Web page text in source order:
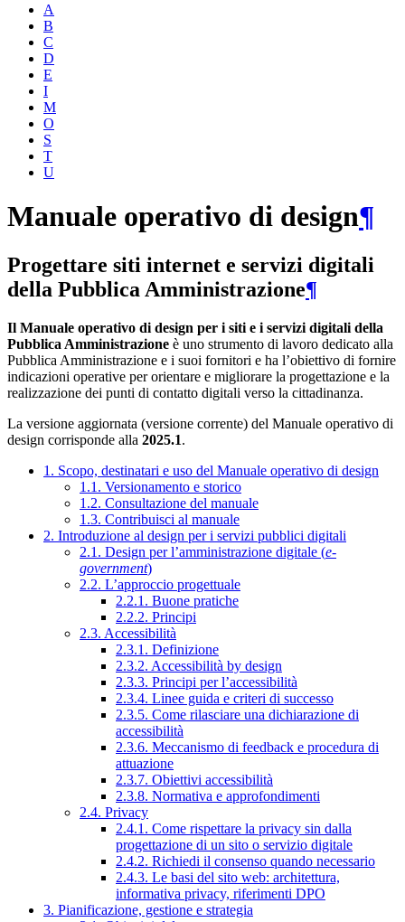
A
B
C
D
E
I
M
O
S
T
U
Manuale operativo di design¶
Progettare siti internet e servizi digitali
della Pubblica Amministrazione¶
Il Manuale operativo di design per i siti e i servizi digitali della
Pubblica Amministrazione è uno strumento di lavoro dedicato alla
Pubblica Amministrazione e i suoi fornitori e ha l’obiettivo di fornire
indicazioni operative per orientare e migliorare la progettazione e la
realizzazione dei punti di contatto digitali verso la cittadinanza.
La versione aggiornata (versione corrente) del Manuale operativo di
design corrisponde alla 2025.1.
1. Scopo, destinatari e uso del Manuale operativo di design
1.1. Versionamento e storico
1.2. Consultazione del manuale
1.3. Contribuisci al manuale
2. Introduzione al design per i servizi pubblici digitali
2.1. Design per l’amministrazione digitale (e-
government)
2.2. L’approccio progettuale
2.2.1. Buone pratiche
2.2.2. Principi
2.3. Accessibilità
2.3.1. Definizione
2.3.2. Accessibilità by design
2.3.3. Principi per l’accessibilità
2.3.4. Linee guida e criteri di successo
2.3.5. Come rilasciare una dichiarazione di
accessibilità
2.3.6. Meccanismo di feedback e procedura di
attuazione
2.3.7. Obiettivi accessibilità
2.3.8. Normativa e approfondimenti
2.4. Privacy
2.4.1. Come rispettare la privacy sin dalla
progettazione di un sito o servizio digitale
2.4.2. Richiedi il consenso quando necessario
2.4.3. Le basi del sito web: architettura,
informativa privacy, riferimenti DPO
3. Pianificazione, gestione e strategia